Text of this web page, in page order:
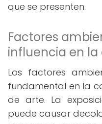
que se presenten.
Factores
influencia en
Los factores
fundamental en la
de arte. La
puede causar